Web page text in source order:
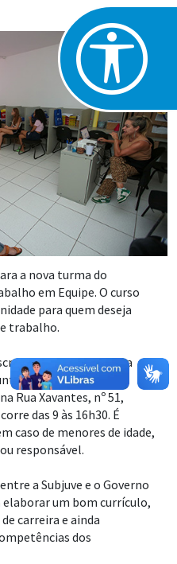
a nova turma do
em Equipe. O curso
para quem deseja
trabalho.
pessoalmente na
da Juventude
Rua Xavantes, nº 51,
das 9 às 16h30. É
caso de menores de idade,
responsável.
a Subjuve e o Governo
elaborar um bom currículo,
carreira e ainda
dos